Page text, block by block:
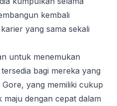
kembali
yang sama sekali
untuk menemukan
bagi mereka yang
yang memiliki cukup
dengan cepat dalam